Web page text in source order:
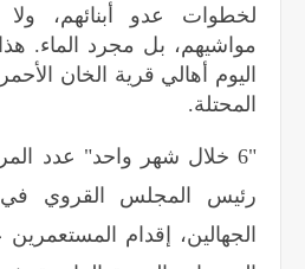
لخطوات عدو أبنائهم،
مواشيهم، بل مجرد الماء.
اليوم أهالي قرية الخان
المحتلة.
"6 خلال شهر واحد" عدد
رئيس المجلس القروي في
الجهالين، إقدام